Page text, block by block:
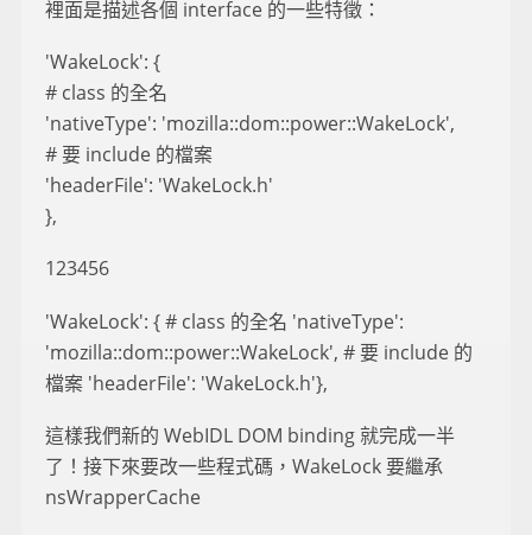
裡面是描述各個 interface 的一些特徵：
'WakeLock': {
# class 的全名
'nativeType': 'mozilla::dom::power::WakeLock',
# 要 include 的檔案
'headerFile': 'WakeLock.h'
},
123456
'WakeLock': { # class 的全名 'nativeType':
'mozilla::dom::power::WakeLock', # 要 include 的
檔案 'headerFile': 'WakeLock.h'},
這樣我們新的 WebIDL DOM binding 就完成一半
了！接下來要改一些程式碼，WakeLock 要繼承
nsWrapperCache